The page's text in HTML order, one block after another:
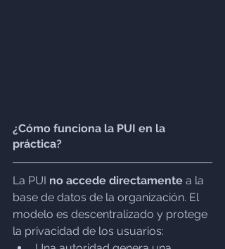
¿Cómo funciona la PUI en la
práctica?
La PUI no accede directamente a la
base de datos de la organización. El
modelo es descentralizado y protege
la privacidad de los usuarios: